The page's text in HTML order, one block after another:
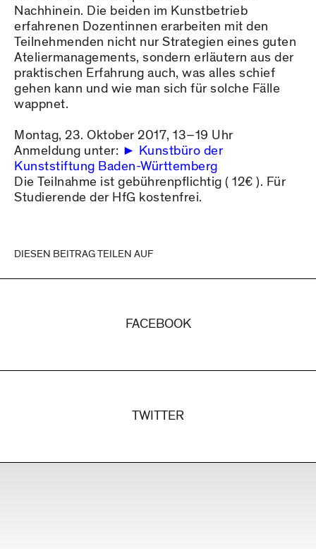
Nachhinein. Die beiden im Kunstbetrieb
erfahrenen Dozentinnen erarbeiten mit den
Teilnehmenden nicht nur Strategien eines guten
Ateliermanagements, sondern erläutern aus der
praktischen Erfahrung auch, was alles schief
gehen kann und wie man sich für solche Fälle
wappnet.
Montag, 23. Oktober 2017, 13–19 Uhr
Anmeldung unter:
Kunstbüro der
Kunststiftung Baden-Württemberg
Die Teilnahme ist gebührenpflichtig ( 12€ ). Für
Studierende der HfG kostenfrei.
DIESEN BEITRAG TEILEN AUF
FACEBOOK
TWITTER